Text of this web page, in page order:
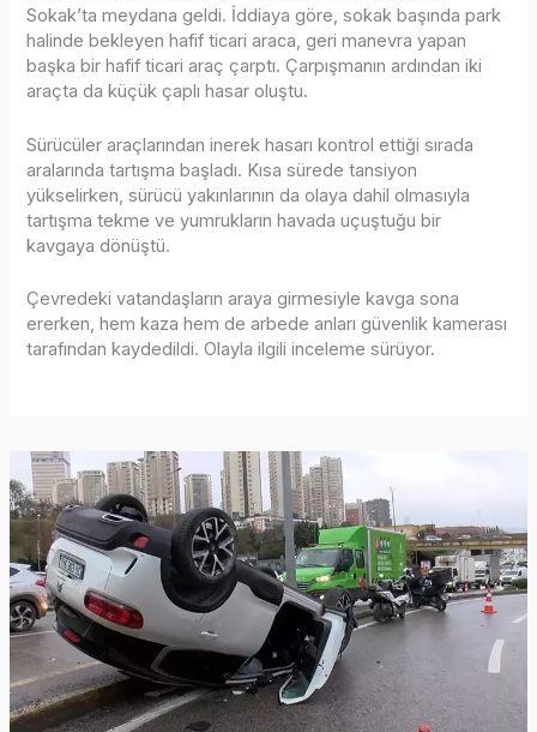
Sokak’ta meydana geldi. İddiaya göre, sokak başında park
halinde bekleyen hafif ticari araca, geri manevra yapan
başka bir hafif ticari araç çarptı. Çarpışmanın ardından iki
araçta da küçük çaplı hasar oluştu.
Sürücüler araçlarından inerek hasarı kontrol ettiği sırada
aralarında tartışma başladı. Kısa sürede tansiyon
yükselirken, sürücü yakınlarının da olaya dahil olmasıyla
tartışma tekme ve yumrukların havada uçuştuğu bir
kavgaya dönüştü.
Çevredeki vatandaşların araya girmesiyle kavga sona
ererken, hem kaza hem de arbede anları güvenlik kamerası
tarafından kaydedildi. Olayla ilgili inceleme sürüyor.